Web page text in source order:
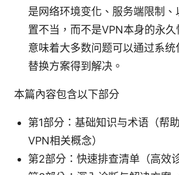
是网络环境变化、服务端限制
置不当，而不是VPN本身的永
意味着大多数问题可以通过系统
替换方案得到解决。
本篇內容包含以下部分
第1部分：基础知识与术语（帮
VPN相关概念）
第2部分：快速排查清单（高效